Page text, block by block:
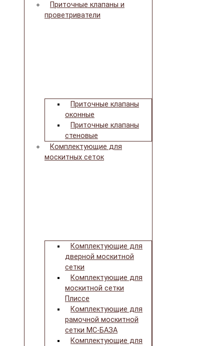
Приточные клапаны и
проветриватели
Приточные клапаны
оконные
Приточные клапаны
стеновые
Комплектующие для
москитных сеток
Комплектующие для
дверной москитной
сетки
Комплектующие для
москитной сетки
Плиссе
Комплектующие для
рамочной москитной
сетки МС-БАЗА
Комплектующие для